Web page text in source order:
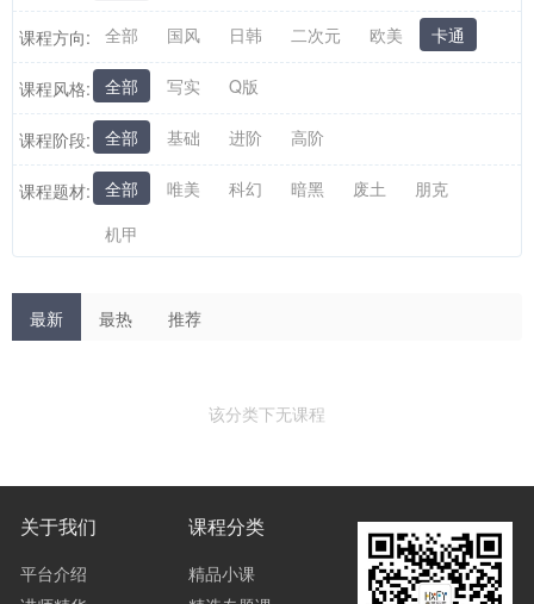
课程方向: 全部 国风 日韩 二次元 欧美 卡通
课程风格: 全部 写实 Q版
课程阶段: 全部 基础 进阶 高阶
课程题材: 全部 唯美 科幻 暗黑 废土
朋克
机甲
最新 最热 推荐
该分类下无课程
关于我们
平台介绍
课程分类
精品小课